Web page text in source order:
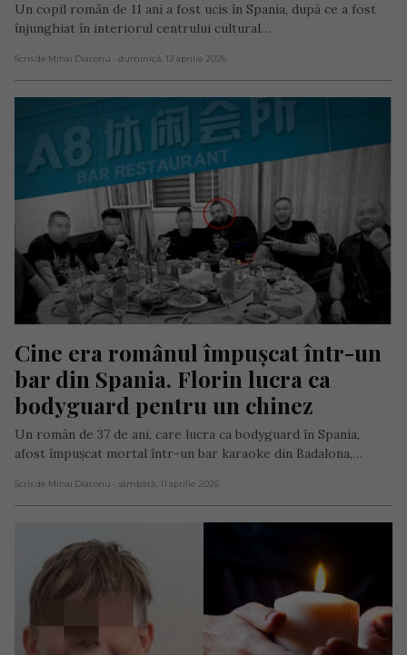
Un copil român de 11 ani a fost ucis în Spania, după ce a fost
înjunghiat în interiorul centrului cultural…
Scris de Mihai Diaconu - duminică, 12 aprilie 2026
Cine era românul împușcat într-un
bar din Spania. Florin lucra ca
bodyguard pentru un chinez
Un român de 37 de ani, care lucra ca bodyguard în Spania,
afost împușcat mortal într-un bar karaoke din Badalona,…
Scris de Mihai Diaconu - sâmbătă, 11 aprilie 2026